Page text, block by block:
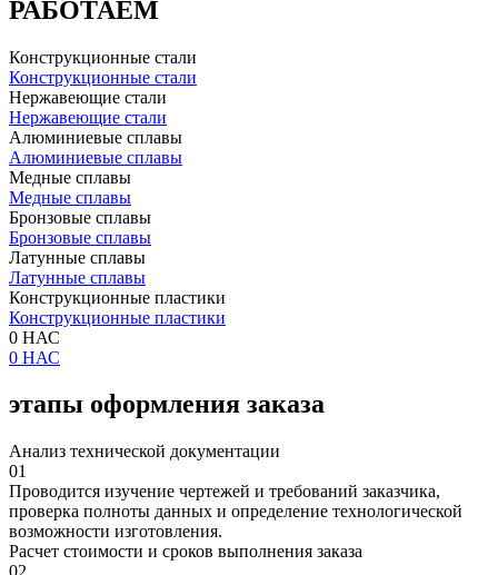
РАБОТАЕМ
Конструкционные стали
Конструкционные стали
Нержавеющие стали
Нержавеющие стали
Алюминиевые сплавы
Алюминиевые сплавы
Медные сплавы
Медные сплавы
Бронзовые сплавы
Бронзовые сплавы
Латунные сплавы
Латунные сплавы
Конструкционные пластики
Конструкционные пластики
0 НАС
0 НАС
этапы оформления заказа
Анализ технической документации
01
Проводится изучение чертежей и требований заказчика,
проверка полноты данных и определение технологической
возможности изготовления.
Расчет стоимости и сроков выполнения заказа